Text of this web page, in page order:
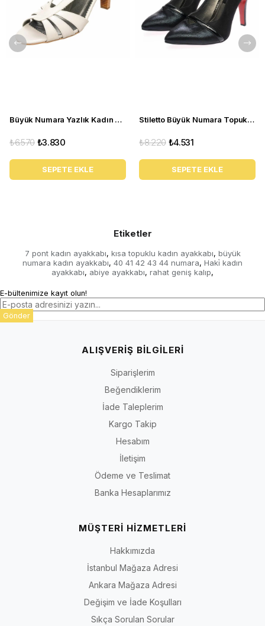
Büyük Numara Yazlık Kadın Stiletto DRL3042 Beyaz
₺3.830
₺6.570
SEPETE EKLE
Stiletto Büyük Numara Topuklu Abiye Kadın Ayakkabı 190333 Siyah
₺4.531
₺8.220
SEPETE EKLE
Etiketler
7 pont kadın ayakkabı, kısa topuklu kadın ayakkabı, büyük
numara kadın ayakkabı, 40 41 42 43 44 numara, Haki̇ kadın
ayakkabı, abiye ayakkabı, rahat geniş kalıp,
E-bültenimize kayıt olun!
Gönder
ALIŞVERİŞ BİLGİLERİ
Siparişlerim
Beğendiklerim
İade Taleplerim
Kargo Takip
Hesabım
İletişim
Ödeme ve Teslimat
Banka Hesaplarımız
MÜŞTERİ HİZMETLERİ
Hakkımızda
İstanbul Mağaza Adresi
Ankara Mağaza Adresi
Değişim ve İade Koşulları
Sıkça Sorulan Sorular